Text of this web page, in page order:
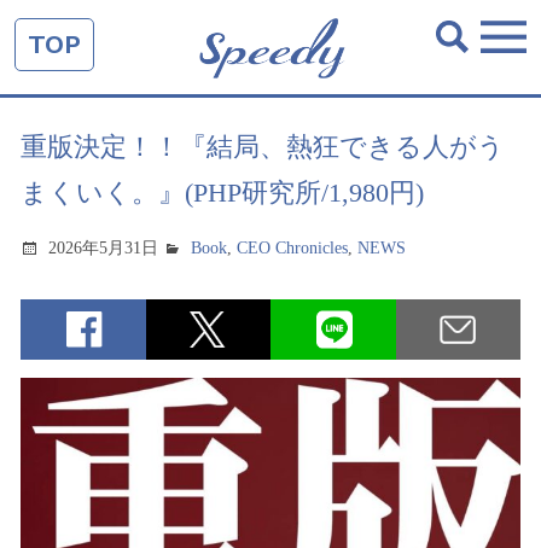
TOP
重版決定！！『結局、熱狂できる人がう
まくいく。』(PHP研究所/1,980円)
2026年5月31日 Book,CEO Chronicles,NEWS